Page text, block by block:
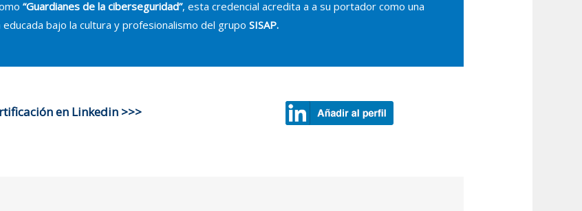
“Guardianes de la ciberseguridad”, esta credencial acredita a a su portador como una
bajo la cultura y profesionalismo del grupo SISAP.
en Linkedin >>>